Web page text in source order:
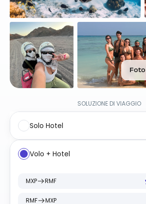
SOLUZIONE DI VIAGGIO
Solo Hotel
Volo + Hotel
MXP RMF
RMF MXP